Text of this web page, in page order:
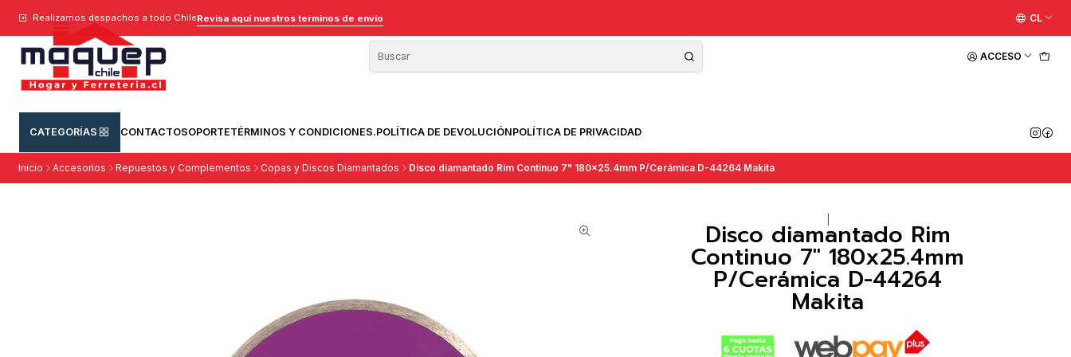
ACCESO
CATEGORÍAS CONTACTOSOPORTETÉRMINOS Y CONDICIONES.POLÍTICA DE DEVOLUCIÓNPOLÍTICA DE PRIVACIDAD
Realizamos despachos a todo ChileRevisa aquí nuestros terminos de envío CL
Inicio Accesorios Repuestos y Complementos Copas y Discos Diamantados Disco diamantado Rim Continuo 7" 180x25.4mm P/Cerámica D-44264 Makita
Disco diamantado Rim
Continuo 7" 180x25.4mm
P/Cerámica D-44264
Makita